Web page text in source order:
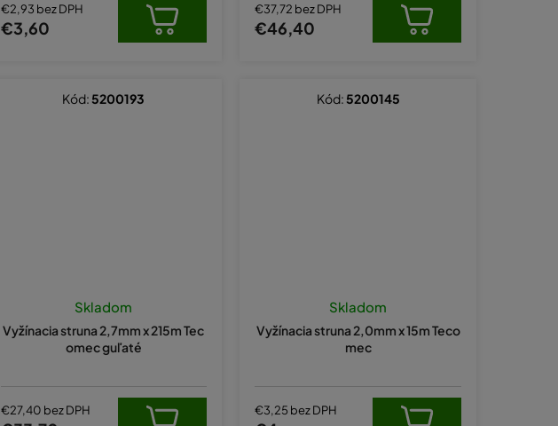
€2,93 bez DPH
€3,60
€37,72 bez DPH
€46,40
Vyžínacia struna 2,7mm x 215m Tec
omec guľaté
Skladom
€27,40 bez DPH
Kód: 5200193
Vyžínacia struna 2,0mm x 15m Teco
mec
Skladom
€3,25 bez DPH
Kód: 5200145